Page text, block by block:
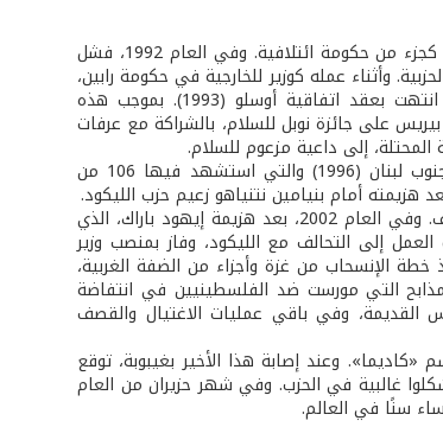
بعد ذلك، مني بيريس بالهزيمة في خمس معارك انتخابية، انتهت كلها بحصوله على منصب وزاري كجزء من حكومة ائتلافية. وفي العام 1992، فشل
وأثناء عمله كوزير للخارجية في حكومة رابين،
بدأ مفاوضات سرية مع الرئيس الفلسطيني السابق ياسر عرفات ومنظمة التحرير الفلسطينية، انتهت بعقد اتفاقية أوسلو (1993). بموجب هذه
على جائزة نوبل للسلام، بالشراكة مع عرفات
إلى داعية مزعوم للسلام.
كان بيريس رئيسًا للحكومة إثر اغتيال إسحق رابين (1995)، وحين وقعت مجزرة قانا الأولى في جنوب لبنان (1996) والتي استشهد فيها 106 من
هزيمته أمام بنيامين نتنياهو زعيم حزب الليكود.
في العام 2000، فشل بيريس بالفوز بمنصب رئيس البلاد، وهو منصب شرفي، أمام موشيه كاتساف. وفي العام 2002، بعد هزيمة إيهود باراك، الذي
إلى التحالف مع الليكود، وفاز بمنصب وزير
الإنسحاب من غزة وأجزاء من الضفة الغربية،
التي مورست ضد الفلسطينيين في انتفاضة
وفي باقي عمليات الاغتيال والقصف
«كاديما». وعند إصابة هذا الأخير بغيبوبة، توقع
غالبية في الحزب. وفي شهر حزيران من العام